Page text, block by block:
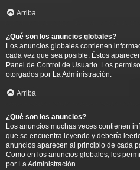
Arriba
¿Qué son los anuncios globales?
Los anuncios globales contienen
cada vez que sea posible. Éstos
Panel de Control de Usuario. Los
otorgados por La Administración.
Arriba
¿Qué son los anuncios?
Los anuncios muchas veces contienen
que se encuentra leyendo y debería
anuncios aparecen al principio de cada
Como en los anuncios globales, los
por La Administración.